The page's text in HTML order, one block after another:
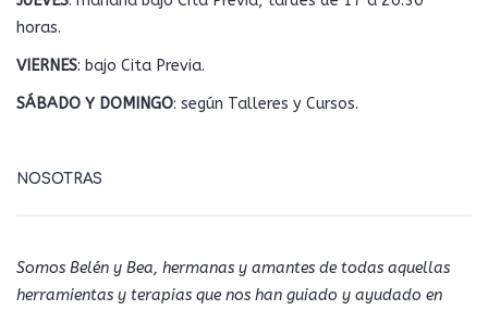
horas.
VIERNES: bajo Cita Previa.
SÁBADO Y DOMINGO: según Talleres y Cursos.
NOSOTRAS
Somos Belén y Bea, hermanas y amantes de todas aquellas
herramientas y terapias que nos han guiado y ayudado en